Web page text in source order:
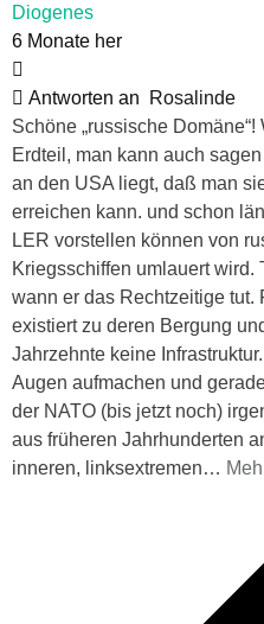
Diogenes
6 Monate her
Antworten an
Rosalinde
Schöne „russische
Erdteil, man kann auch
an den USA liegt, daß man
erreichen kann. und schon
LER vorstellen können von
Kriegsschiffen umlauert wird.
wann er das Rechtzeitige tut.
existiert zu deren Bergung
Jahrzehnte keine
Augen aufmachen und
der NATO (bis jetzt noch)
aus früheren Jahrhunderten
inneren, linksextremen…